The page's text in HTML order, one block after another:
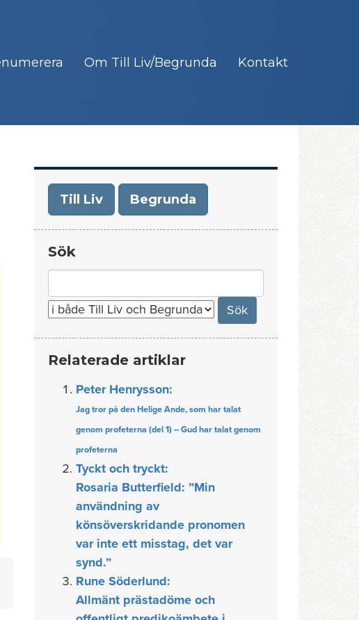
Om Till Liv/Begrunda Kontakt
Till Liv Begrunda
Sök
for:
Relaterade artiklar
Peter Henrysson:
Jag tror på den Helige Ande, som har talat
genom profeterna (del 1) – Gud har talat genom
profeterna
Tyckt och tryckt:
Rosaria Butterfield: ”Min
användning av
könsöverskridande pronomen
var inte ett misstag, det var
synd.”
Rune Söderlund:
Allmänt prästadöme och